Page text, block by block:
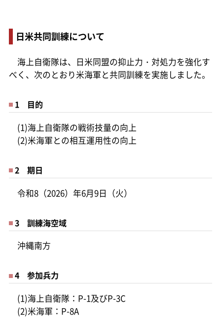
日米共同訓練について
海上自衛隊は、日米同盟の抑止力・対処力を強化す
べく、次のとおり米海軍と共同訓練を実施しました。
1 目的
(1)海上自衛隊の戦術技量の向上
(2)米海軍との相互運用性の向上
2 期日
令和8（2026）年6月9日（火）
3 訓練海空域
沖縄南方
4 参加兵力
(1)海上自衛隊：P-1及びP-3C
(2)米海軍：P-8A